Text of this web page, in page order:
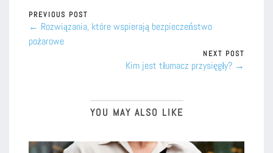
PREVIOUS POST
← Rozwiązania, które wspierają bezpieczeństwo
pożarowe
NEXT POST
Kim jest tłumacz przysięgły? →
YOU MAY ALSO LIKE